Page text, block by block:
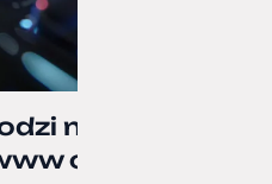
na wyższy
oficjalnie po